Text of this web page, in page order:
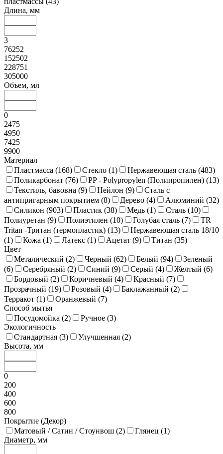
Длина, мм
3
76252
152502
228751
305000
Объем, мл
0
2475
4950
7425
9900
Материал
Пластмасса (168) Стекло (1) Нержавеющая сталь (483)
Поликарбонат (76) PP - Polypropylen (Полипропилен) (13)
Текстиль, бавовна (9) Нейлон (9)
Сталь с
антипригарным покрытием (8) Дерево (4) Алюминий (32)
Силикон (903) Пластик (38) Медь (1) Сталь (10)
Полиуретан (9) Полиэтилен (10) Голубая сталь (7)
TR
Tritan -Тритан (термопластик) (13)
Нержавеющая сталь 18/10
(1) Кожа (1) Латекс (1) Ацетат (9) Титан (35)
Цвет
Металический (2) Черный (62) Белый (94)
Зеленый
(6) Серебряный (2) Синий (9) Серый (4) Желтый (6)
Бордовый (2) Коричневый (4) Красный (7)
Прозрачный (19) Розовый (4) Баклажанный (2)
Терракот (1) Оранжевый (7)
Способ мытья
Посудомойка (2) Ручное (3)
Экологичность
Стандартная (3) Улучшенная (2)
Высота, мм
0
200
400
600
800
Покрытие (Декор)
Матовый / Сатин / Стоунвош (2) Глянец (1)
Диаметр, мм